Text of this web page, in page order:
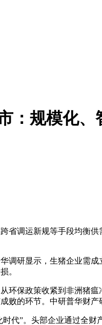
：规模化、
调运新规等手段均衡供
研显示，生猪企业需成
。
保政策收紧到非洲猪瘟
败的环节。中研普华财产
”。头部企业通过全财